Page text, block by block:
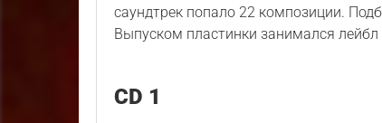
саундтрек попало 22 композиции.
Выпуском пластинки занимался лейбл
CD 1